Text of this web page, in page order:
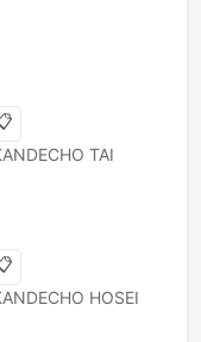
TAI
HOSEI